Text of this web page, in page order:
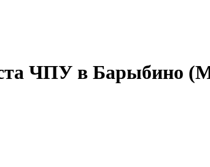
ЧПУ в Барыбино